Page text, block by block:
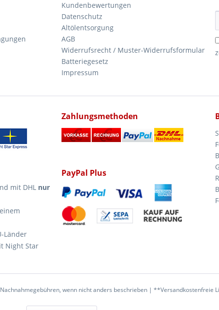
Kundenbewertungen
Datenschutz
Altölentsorgung
AGB
Widerrufsrecht / Muster-Widerrufsformular
Batteriegesetz
Impressum
mit DHL nur
Länder
Night Star
Zahlungsmethoden
PayPal Plus
wenn nicht anders beschrieben | **Versandkostenfreie